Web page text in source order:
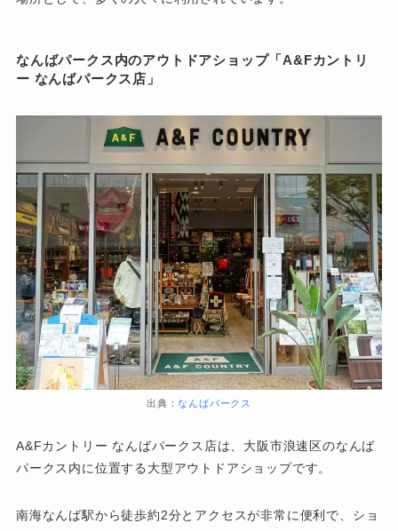
なんばパークス内のアウトドアショップ「A&Fカントリ
ー なんばパークス店」
出典：なんばパークス
A&Fカントリー なんばパークス店は、大阪市浪速区のなんば
パークス内に位置する大型アウトドアショップです。
南海なんば駅から徒歩約2分とアクセスが非常に便利で、ショ